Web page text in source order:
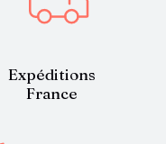
Expéditions
France